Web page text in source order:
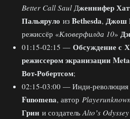
Better Call Saul Дженнифер
Пальяруло из Bethesda, Джош
режиссёр «Кловерфилда 10»
01:15-02:15 — Обсуждение с
режиссером экранизации
Вот-Робертсом;
02:15-03:00 — Инди-
Funomena, автор
Грин и создатель Altoʼs Odyssey